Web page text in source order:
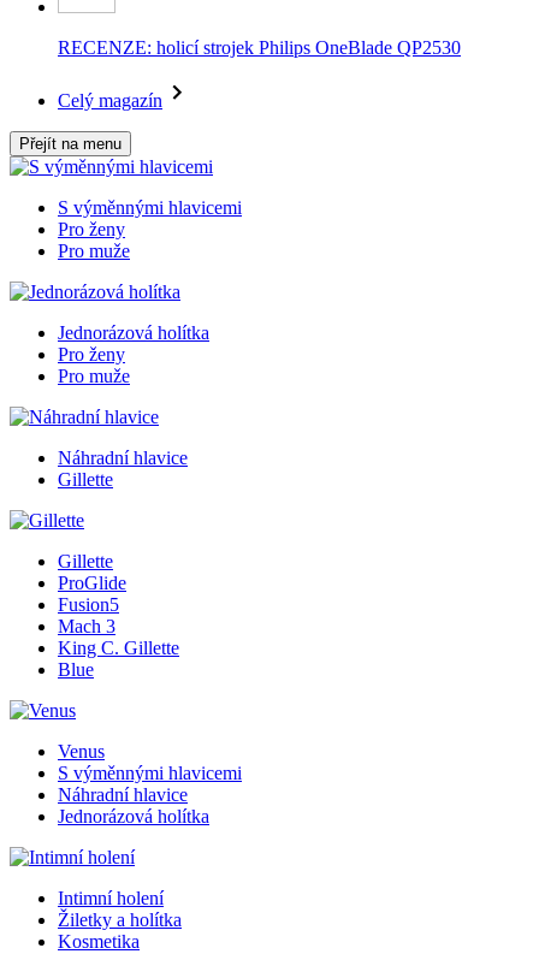
RECENZE: holicí strojek Philips OneBlade QP2530
Celý magazín
Přejít na menu
S výměnnými hlavicemi
Pro ženy
Pro muže
Jednorázová holítka
Pro ženy
Pro muže
Náhradní hlavice
Gillette
Gillette
ProGlide
Fusion5
Mach 3
King C. Gillette
Blue
Venus
S výměnnými hlavicemi
Náhradní hlavice
Jednorázová holítka
Intimní holení
Žiletky a holítka
Kosmetika